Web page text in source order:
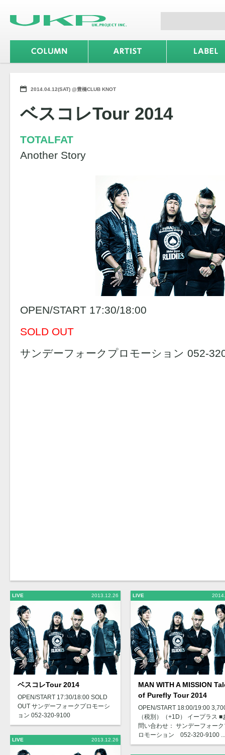
2014.04.12(SAT) @豊橋CLUB KNOT
ベスコレTour 2014
TOTALFAT
Another Story
OPEN/START 17:30/18:00
SOLD OUT
サンデーフォークプロモーション 052-
LIVE 2013.12.26
ベスコレTour 2014
OPEN/START 17:30/18:00 SOLD
OUT サンデーフォークプロモーシ
ョン 052-320-9100
LIVE 2013.12.26
LIVE
MAN WITH A MISSION
of Purefly Tour 2014
OPEN/START 18:00/19:00
（税別）（+1D） イープラス ■
問い合わせ： サンデーフォー
ロモーション 052-320-9100 ...